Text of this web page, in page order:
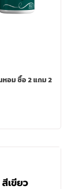
อม ซื้อ 2 แถม 2